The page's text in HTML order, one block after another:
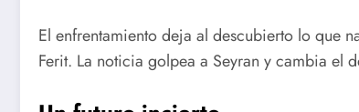
El enfrentamiento deja al descubierto lo que
Ferit. La noticia golpea a Seyran y cambia el